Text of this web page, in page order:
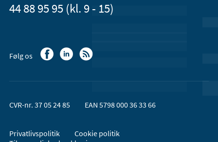
44 88 95 95 (kl. 9 - 15)
Følg os
CVR-nr. 37 05 24 85 EAN 5798 000 36 33 66
Privatlivspolitik
Cookie politik